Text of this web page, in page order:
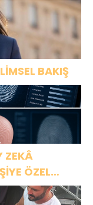
BAKIŞ
ZEKÂ
ÖZEL